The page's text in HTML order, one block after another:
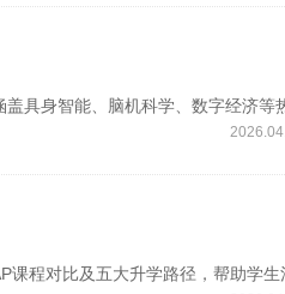
具身智能、脑机科学、数字经济等
课程对比及五大升学路径，帮助学生